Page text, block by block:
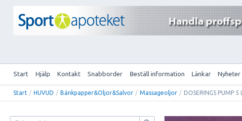
Start Hjälp Kontakt Snabborder Beställ information Länkar Nyheter
Start / HUVUD / Bänkpapper&Oljor&Salvor / Massageoljor / DOSERINGS PUMP 5 L